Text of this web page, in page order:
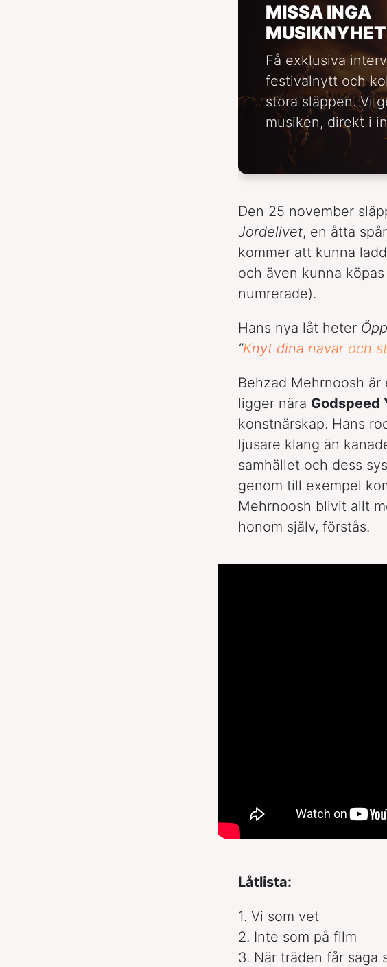
MISSA INGA
Få exklusiva
festivalnytt och
stora släppen. Vi
musiken, direkt i
Den 25 november
Jordelivet, en åtta
kommer att kunna
och även kunna
numrerade).
Hans nya låt heter
”Knyt dina nävar och
Behzad Mehrnoosh
ligger nära Godspeed
konstnärskap. Hans
ljusare klang än
samhället och dess
genom till exempel
Mehrnoosh blivit allt
honom själv, förstås.
Låtlista:
1. Vi som vet
2. Inte som på film
3. När träden får säga